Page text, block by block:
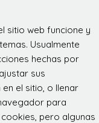
sitio web funcione y
Usualmente
hechas por
sus
el sitio, o llenar
para
pero algunas